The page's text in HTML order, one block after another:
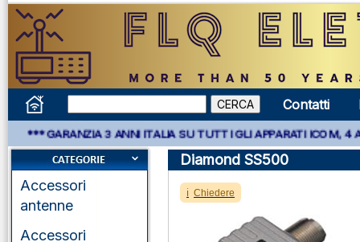
Contatti
3 ANNI ITALIA SU TUTTI GLI APPARATI ICOM, 4 ANNI
Accessori
antenne
Accessori
Diamond SS500
Chiedere